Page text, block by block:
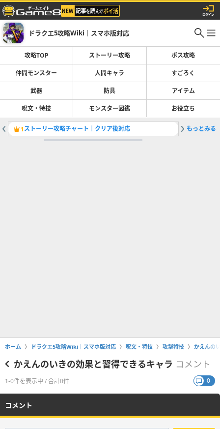
ドラクエ5攻略Wiki｜スマホ版対応
攻略TOP ストーリー攻略 ボス攻略
仲間モンスター 人間キャラ すごろく
武器 防具 アイテム
呪文・特技 モンスター図鑑 お役立ち
1ストーリー攻略チャート｜クリア後対応 2最強仲
もっとみる
ホーム ドラクエ5攻略Wiki｜スマホ版対応 呪文・特技 攻撃特技 かえんの
かえんのいきの効果と習得できるキャラ コメント
1-0件を表示中 / 合計0件 0
コメント